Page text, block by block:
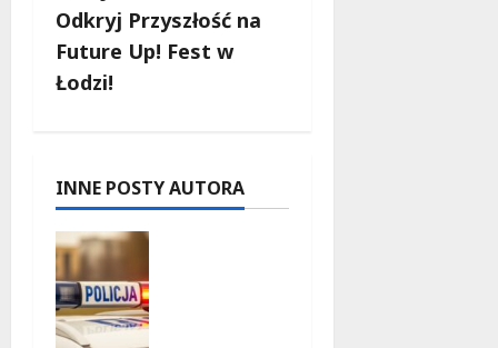
z
w
i
s
y
Odkryj Przyszłość na
Future Up! Fest w
Łodzi!
INNE POSTY AUTORA